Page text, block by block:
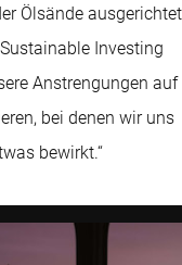
Ölsände ausgerichtet
Investing
Anstrengungen auf
bei denen wir uns
bewirkt.“